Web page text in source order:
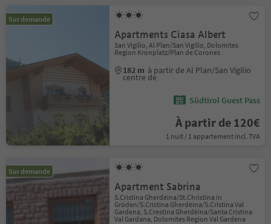
Sur demande
Apartments Ciasa Albert
San Vigilio, Al Plan/San Vigilio, Dolomites
Region Kronplatz/Plan de Corones
182 m à partir de Al Plan/San Vigilio
centre de
Südtirol Guest Pass
À partir de 120€
1 nuit / 1 appartement incl. TVA
Sur demande
Apartment Sabrina
S.Cristina Gherdëina/St.Christina in
Gröden/S.Cristina Gherdëina/S.Cristina Val
Gardena, S.Crestina Gherdëina/Santa Cristina
Val Gardana, Dolomites Region Val Gardena